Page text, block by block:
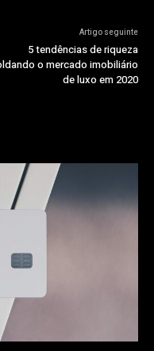
Artigo seguinte
5 tendências de riqueza
o mercado imobiliário
de luxo em 2020